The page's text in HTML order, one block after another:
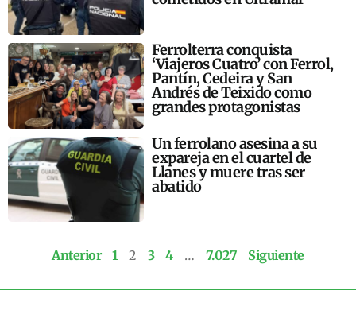
Ferrolterra conquista
‘Viajeros Cuatro’ con Ferrol,
Pantín, Cedeira y San
Andrés de Teixido como
grandes protagonistas
Un ferrolano asesina a su
expareja en el cuartel de
Llanes y muere tras ser
abatido
Anterior 1 2 3 4 … 7.027 Siguiente